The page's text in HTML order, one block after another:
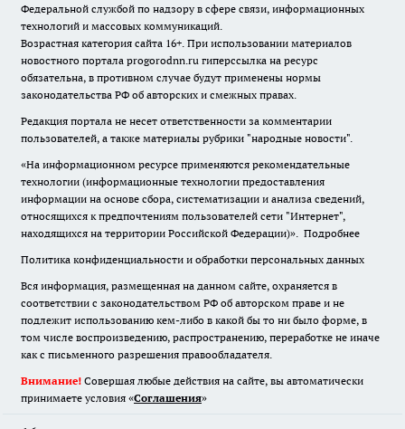
Федеральной службой по надзору в сфере связи, информационных
технологий и массовых коммуникаций.
Возрастная категория сайта 16+. При использовании материалов
новостного портала progorodnn.ru гиперссылка на ресурс
обязательна, в противном случае будут применены нормы
законодательства РФ об авторских и смежных правах.
Редакция портала не несет ответственности за комментарии
пользователей, а также материалы рубрики "народные новости".
«На информационном ресурсе применяются рекомендательные
технологии (информационные технологии предоставления
информации на основе сбора, систематизации и анализа сведений,
относящихся к предпочтениям пользователей сети "Интернет",
находящихся на территории Российской Федерации)». Подробнее
Политика конфиденциальности и обработки персональных данных
Вся информация, размещенная на данном сайте, охраняется в
соответствии с законодательством РФ об авторском праве и не
подлежит использованию кем-либо в какой бы то ни было форме, в
том числе воспроизведению, распространению, переработке не иначе
как с письменного разрешения правообладателя.
Внимание! Совершая любые действия на сайте, вы автоматически
принимаете условия «Cоглашения»